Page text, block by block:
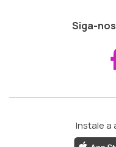
Siga-
Instale a